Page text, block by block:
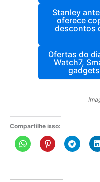
Stanley
oferece
descontos
Ofertas do
Watch7,
Compartilhe isso: